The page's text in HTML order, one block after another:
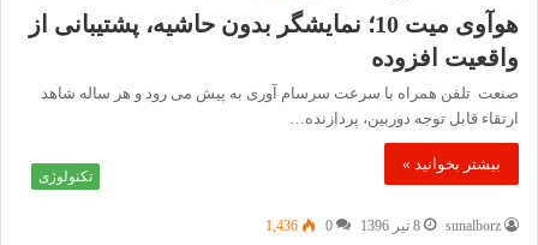
هوآوی میت 10؛ نمایشگر بدون حاشیه، پشتیبانی از
واقعیت افزوده
صنعت تلفن همراه با سرعت سرسام آوری به پیش می رود و هر ساله شاهد
ارتقاء قابل توجه دوربین، پردازنده…
بیشتر بخوانید »
تکنولوژی
sunalborz 8 تیر 1396 0
1,436